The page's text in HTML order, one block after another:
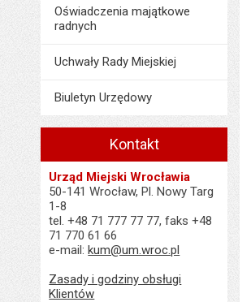
Oświadczenia majątkowe
radnych
Uchwały Rady Miejskiej
Biuletyn Urzędowy
Kontakt
Urząd Miejski Wrocławia
50-141 Wrocław, Pl. Nowy Targ
1-8
tel. +48 71 777 77 77, faks +48
71 770 61 66
e-mail:kum@um.wroc.pl
Zasady i godziny obsługi
Klientów